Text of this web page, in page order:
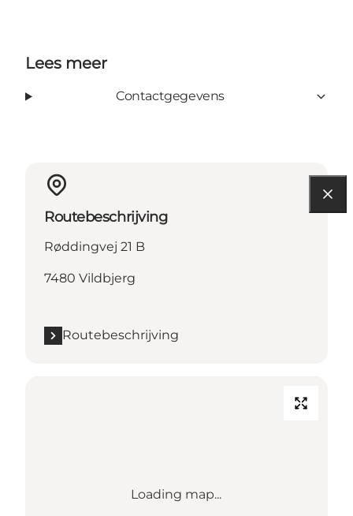
Lees meer
Contactgegevens
Routebeschrijving
Røddingvej 21 B
7480 Vildbjerg
Routebeschrijving
Loading map...